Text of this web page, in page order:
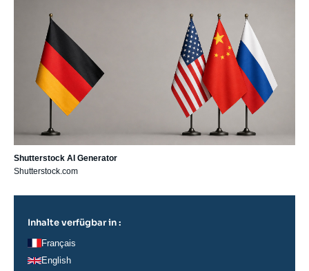
Shutterstock AI Generator
Shutterstock.com
Inhalte verfügbar in :
Français
English